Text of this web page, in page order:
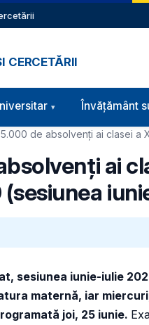
CERCETĂRII
Învățământ
de absolvenți ai clasei a
ai
sesiunea iunie-iulie
maternă, iar
joi, 25 iunie.